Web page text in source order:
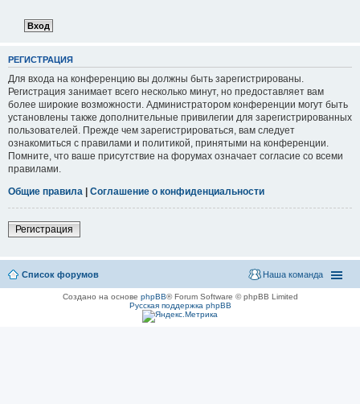
РЕГИСТРАЦИЯ
Для входа на конференцию вы должны быть зарегистрированы.
Регистрация занимает всего несколько минут, но предоставляет вам
более широкие возможности. Администратором конференции могут быть
установлены также дополнительные привилегии для зарегистрированных
пользователей. Прежде чем зарегистрироваться, вам следует
ознакомиться с правилами и политикой, принятыми на конференции.
Помните, что ваше присутствие на форумах означает согласие со всеми
правилами.
Общие правила | Соглашение о конфиденциальности
Регистрация
Список форумов Наша команда
Создано на основе phpBB® Forum Software © phpBB Limited
Русская поддержка phpBB